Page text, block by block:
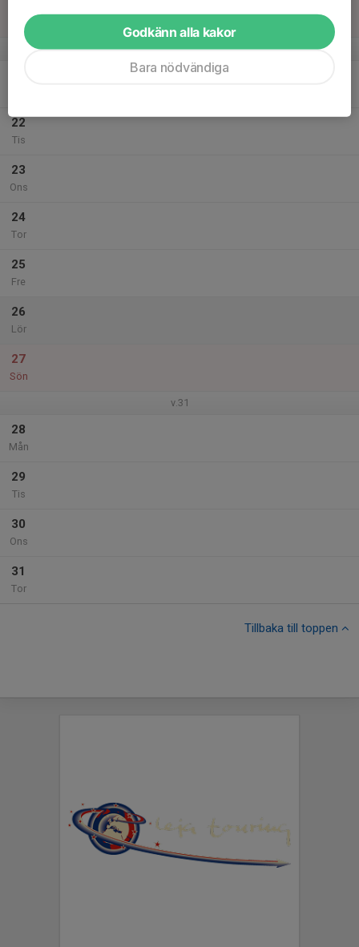
Sön
v.30
22
Tis
23
Ons
24
Tor
25
Fre
26
Lör
27
Sön
v.31
28
Mån
29
Tis
30
Ons
31
Tor
Tillbaka till toppen
Godkänn alla kakor
Bara nödvändiga